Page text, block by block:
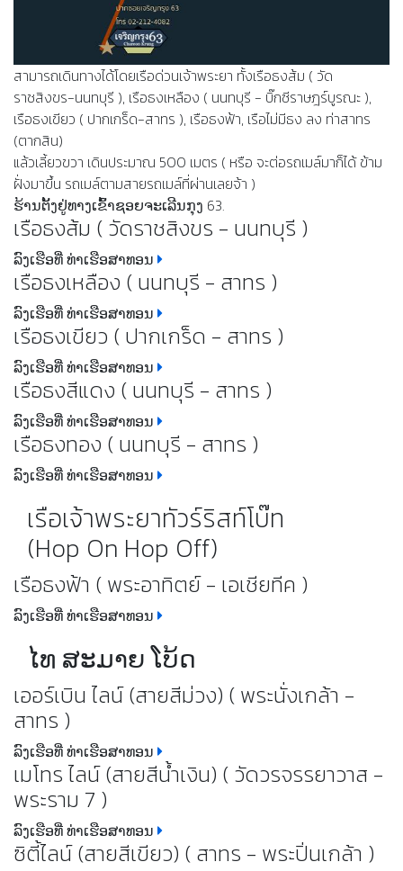
สามารถเดินทางได้โดยเรือด่วนเจ้าพระยา ทั้งเรือธงส้ม ( วัด
ราชสิงขร-นนทบุรี ), เรือธงเหลือง ( นนทบุรี - บิ๊กซีราษฎร์บูรณะ ),
เรือธงเขียว ( ปากเกร็ด-สาทร ), เรือธงฟ้า, เรือไม่มีธง ลง ท่าสาทร
(ตากสิน)
แล้วเลี้ยวขวา เดินประมาณ 500 เมตร ( หรือ จะต่อรถเมล์มาก็ได้ ข้าม
ฝั่งมาขึ้น รถเมล์ตามสายรถเมล์ที่ผ่านเลยจ้า )
ຮ້ານຕັ້ງຢູ່ທາງເຂົ້າຊອຍຈະເລີນກຸງ 63.
เรือธงส้ม ( วัดราชสิงขร - นนทบุรี )
ລົງເຮືອທີ່ ທ່າເຮືອສາທອນ
เรือธงเหลือง ( นนทบุรี - สาทร )
ລົງເຮືອທີ່ ທ່າເຮືອສາທອນ
เรือธงเขียว ( ปากเกร็ด - สาทร )
ລົງເຮືອທີ່ ທ່າເຮືອສາທອນ
เรือธงสีแดง ( นนทบุรี - สาทร )
ລົງເຮືອທີ່ ທ່າເຮືອສາທອນ
เรือธงทอง ( นนทบุรี - สาทร )
ລົງເຮືອທີ່ ທ່າເຮືອສາທອນ
เรือเจ้าพระยาทัวร์ริสท์โบ๊ท
(Hop On Hop Off)
เรือธงฟ้า ( พระอาทิตย์ - เอเชียทีค )
ລົງເຮືອທີ່ ທ່າເຮືອສາທອນ
ໄທ ສະມາຍ ໂບ້ດ
เออร์เบิน ไลน์ (สายสีม่วง) ( พระนั่งเกล้า -
สาทร )
ລົງເຮືອທີ່ ທ່າເຮືອສາທອນ
เมโทร ไลน์ (สายสีน้ำเงิน) ( วัดวรจรรยาวาส -
พระราม 7 )
ລົງເຮືອທີ່ ທ່າເຮືອສາທອນ
ซิตี้ไลน์ (สายสีเขียว) ( สาทร - พระปิ่นเกล้า )